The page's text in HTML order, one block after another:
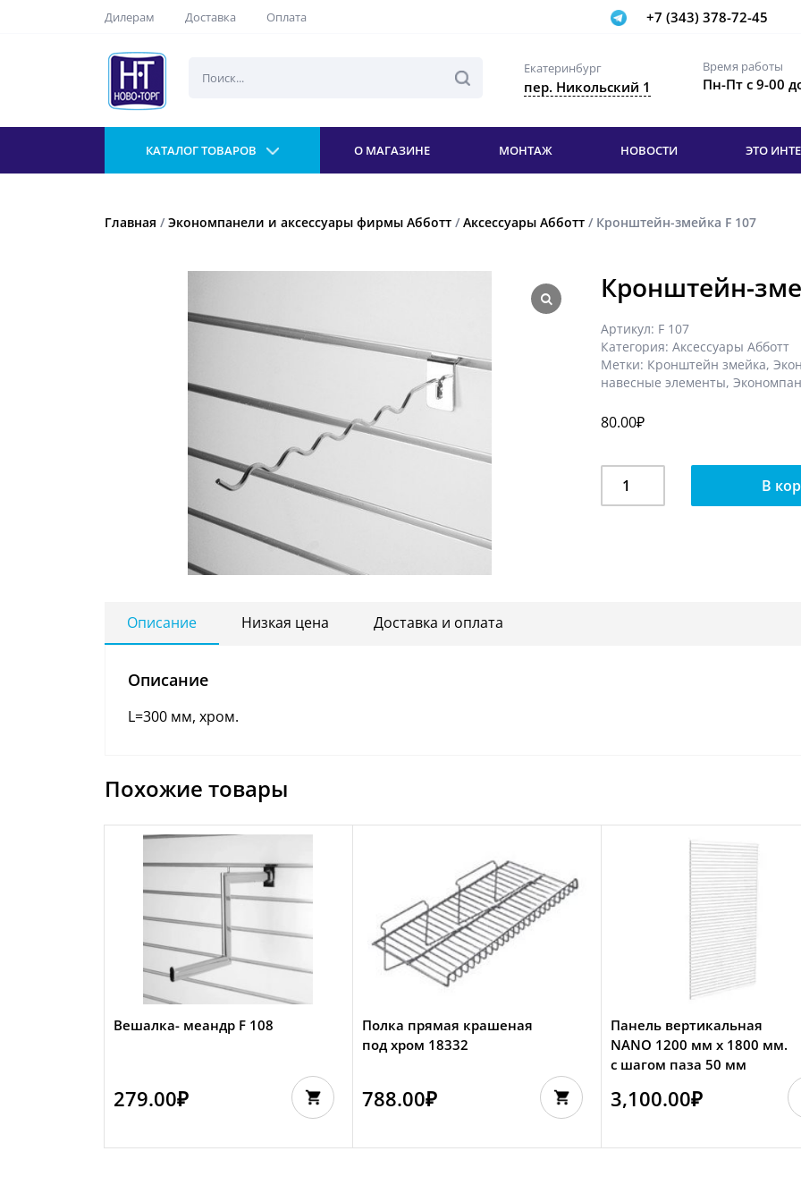
Дилерам Доставка Оплата +7 (343) 378-72-45
Екатеринбург
пер. Никольский 1
Время работы
Пн-Пт с 9-00
КАТАЛОГ ТОВАРОВ О МАГАЗИНЕ МОНТАЖ НОВОСТИ ЭТО
Главная / Экономпанели и аксессуары фирмы Абботт / Аксессуары Абботт / Кронштейн-змейка F 107
Кронштейн-
Артикул: F 107
Категория: Аксессуары Абботт
Метки: Кронштейн змейка,
навесные элементы,
80.00₽
Кронштейн-
В
Описание Низкая цена Доставка и оплата
Описание
L=300 мм, хром.
Похожие товары
Вешалка- меандр F 108
279.00₽
Полка прямая крашеная
под хром 18332
788.00₽
Панель вертикальная
NANO 1200 мм х 1800 мм.
с шагом паза 50 мм
3,100.00₽